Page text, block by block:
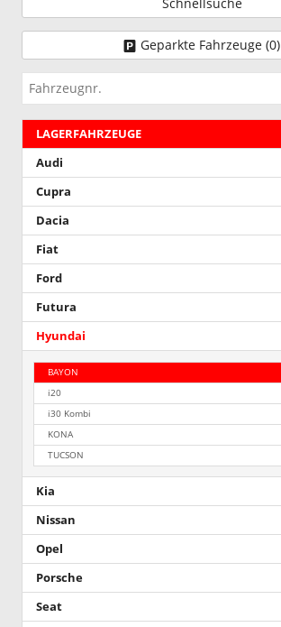
Geparkte Fahrzeuge (0)
Fahrzeugnr.
LAGERFAHRZEUGE
Audi
Cupra
Dacia
Fiat
Ford
Futura
Hyundai
BAYON
i20
i30 Kombi
KONA
TUCSON
Kia
Nissan
Opel
Porsche
Seat